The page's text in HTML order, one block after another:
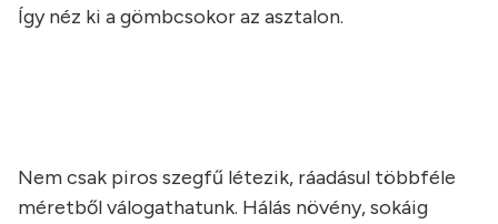
Így néz ki a gömbcsokor az asztalon.
Nem csak piros szegfű létezik, ráadásul többféle
méretből válogathatunk. Hálás növény, sokáig